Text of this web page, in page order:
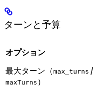
ターンと予算
オプション
最大ターン（max_turns /
maxTurns ）